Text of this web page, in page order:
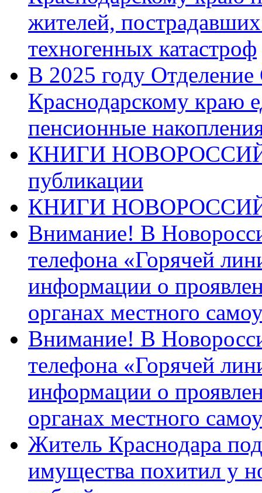
жителей,
техногенных катастроф
В 2025 году
Краснодарскому краю
пенсионные
КНИГИ
публикации
КНИГИ
Внимание! В
телефона «Горячей
информации о
органах местного
Внимание! В
телефона «Горячей
информации о
органах местного
Житель Краснодара
имущества похитил у